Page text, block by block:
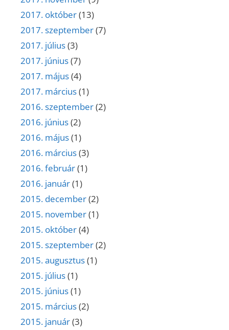
2017. október(13)
2017. szeptember(7)
2017. július(3)
2017. június(7)
2017. május(4)
2017. március(1)
2016. szeptember(2)
2016. június(2)
2016. május(1)
2016. március(3)
2016. február(1)
2016. január(1)
2015. december(2)
2015. november(1)
2015. október(4)
2015. szeptember(2)
2015. augusztus(1)
2015. július(1)
2015. június(1)
2015. március(2)
2015. január(3)